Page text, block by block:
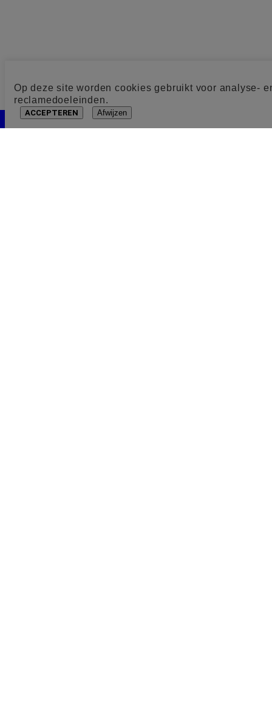
Op deze site worden cookies gebruikt voor analyse-
reclamedoeleinden.
ACCEPTEREN Afwijzen
Cookie toestemming